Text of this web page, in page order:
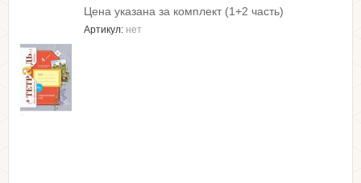
Цена указана за комплект (1+2 часть)
Артикул: нет